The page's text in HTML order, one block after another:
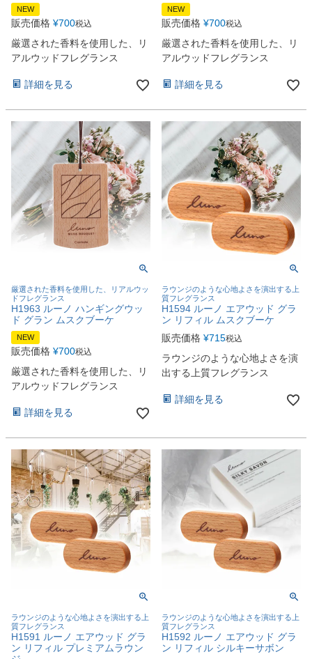
NEW
販売価格 ¥700税込
厳選された香料を使用した、リ
アルウッドフレグランス
詳細を見る
NEW
販売価格 ¥700税込
厳選された香料を使用した、リ
アルウッドフレグランス
詳細を見る
厳選された香料を使用した、リアルウッ
ドフレグランス
H1963 ルーノ ハンギングウッ
ド グラン ムスクブーケ
NEW
販売価格 ¥700税込
厳選された香料を使用した、リ
アルウッドフレグランス
詳細を見る
ラウンジのような心地よさを演出する上
質フレグランス
H1594 ルーノ エアウッド グラ
ン リフィル ムスクブーケ
販売価格 ¥715税込
ラウンジのような心地よさを演
出する上質フレグランス
詳細を見る
ラウンジのような心地よさを演出する上
質フレグランス
H1591 ルーノ エアウッド グラ
ン リフィル プレミアムラウン
ラウンジのような心地よさを演出する上
質フレグランス
H1592 ルーノ エアウッド グラ
ン リフィル シルキーサボン